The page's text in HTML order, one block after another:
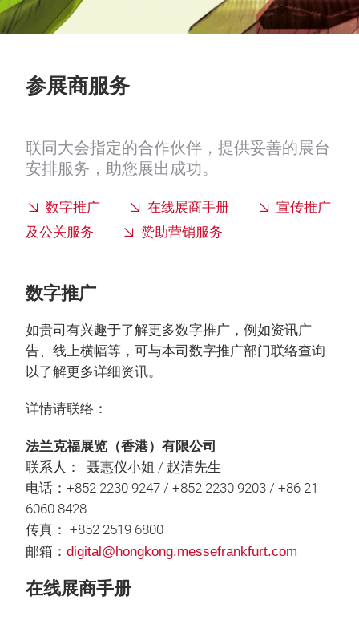
参展商服务
联同大会指定的合作伙伴，提供妥善的展台
安排服务，助您展出成功。
数字推广 在线展商手册
宣传推广
及公关服务
赞助营销服务
数字推广
如贵司有兴趣于了解更多数字推广，例如资讯广
告、线上横幅等，可与本司数字推广部门联络查询
以了解更多详细资讯。
详情请联络：
法兰克福展览（香港）有限公司
联系人： 聂惠仪小姐 / 赵清先生
电话：+852 2230 9247 / +852 2230 9203 / +86 21
6060 8428
传真： +852 2519 6800
邮箱： digital@hongkong.messefrankfurt.com
在线展商手册